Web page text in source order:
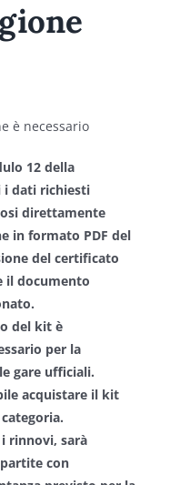
è necessario
12 della
i dati richiesti
direttamente
in formato PDF del
del certificato
il documento
del kit è
per la
gare ufficiali.
acquistare il kit
rinnovi, sarà
con